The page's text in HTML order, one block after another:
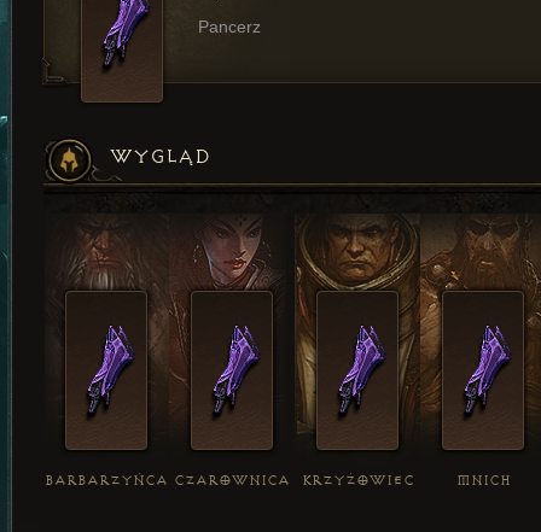
Pancerz
WYGLĄD
BARBARZYŃCA CZAROWNICA KRZYŻOWIEC MNICH